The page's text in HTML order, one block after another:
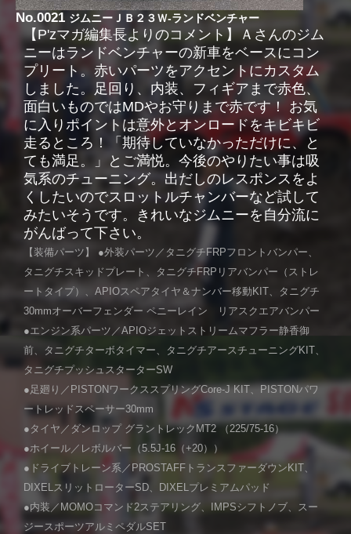
No.0021 ジムニーＪＢ２３Ｗ-ランドベンチャー
【P'zマガ編集長よりのコメント】Ａさんのジム
ニーはランドベンチャーの新車をベースにコン
プリート。赤いパーツをアクセントにカスタム
しました。足回り、内装、フィギアまで赤色、
面白いものではMDやお守りまで赤です！ お気
に入りポイントは意外とオンロードをキビキビ
走るところ！「期待していなかっただけに、と
ても満足。」とご満悦。今後のやりたい事は吸
気系のチューニング。出だしのレスポンスをよ
くしたいのでスロットルチャンバーなど試して
みたいそうです。きれいなジムニーを自分流に
がんばって下さい。
【装備パーツ】 ●外装パーツ／タニグチFRPフロントバンパー、
タニグチスキッドプレート、タニグチFRPリアバンパー（ストレ
ートタイプ）、APIOスペアタイヤ＆ナンバー移動KIT、タニグチ
30mmオーバーフェンダー ペニーレイン リアスクエアバンパー
●エンジン系パーツ／APIOジェットストリームマフラー静香御
前、タニグチターボタイマー、タニグチアースチューニングKIT、
タニグチプッシュスターターSW
●足廻り／PISTONワークススプリングCore-J KIT、PISTONパワ
ートレッドスペーサー30mm
●タイヤ／ダンロップ グラントレックMT2 （225/75-16）
●ホイール／レボルバー（5.5J-16（+20））
●ドライブトレーン系／PROSTAFFトランスファーダウンKIT、
DIXELスリットローターSD、DIXELプレミアムパッド
●内装／MOMOコマンド2ステアリング、IMPSシフトノブ、スー
ジースポーツアルミペダルSET